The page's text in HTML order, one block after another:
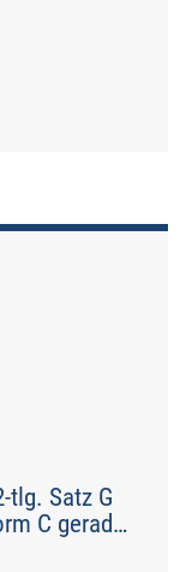
tlg. Satz G
C gerade